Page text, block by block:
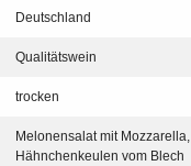
Deutschland
Qualitätswein
trocken
Melonensalat mit Mozzarella,
Hähnchenkeulen vom Blech